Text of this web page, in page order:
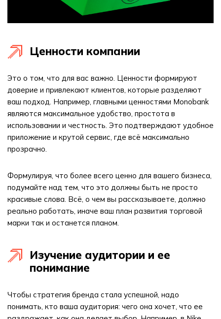
Ценности компании
Это о том, что для вас важно. Ценности формируют
доверие и привлекают клиентов, которые разделяют
ваш подход. Например, главными ценностями Monobank
являются максимальное удобство, простота в
использовании и честность. Это подтверждают удобное
приложение и крутой сервис, где всё максимально
прозрачно.
Формулируя, что более всего ценно для вашего бизнеса,
подумайте над тем, что это должны быть не просто
красивые слова. Всё, о чем вы рассказываете, должно
реально работать, иначе ваш план развития торговой
марки так и останется планом.
Изучение аудитории и ее
понимание
Чтобы стратегия бренда стала успешной, надо
понимать, кто ваша аудитория: чего она хочет, что ее